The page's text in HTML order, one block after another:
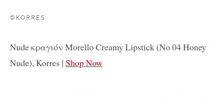
©KORRES
Nude κραγιόν Morello Creamy Lipstick (No 04 Honey
Nude), Korres | Shop Now